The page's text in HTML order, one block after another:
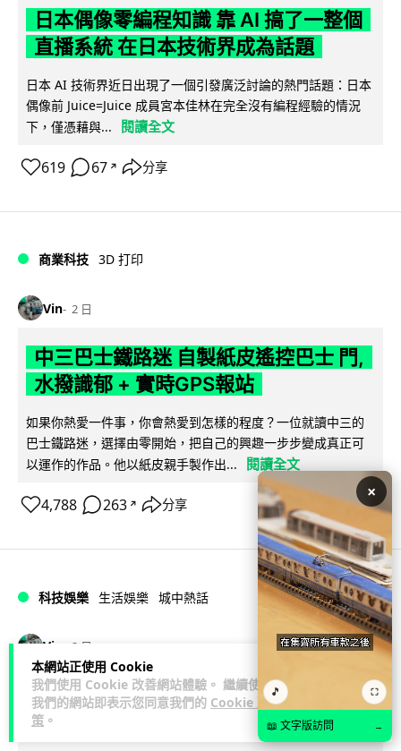
本網站正使用 Cookie
我們使用 Cookie 改善網站體驗。 繼續使用
我們的網站即表示您同意我們的 Cookie 政
策 。
日本偶像零編程知識 靠 AI 搞了一整個
直播系統 在日本技術界成為話題
日本 AI 技術界近日出現了一個引發廣泛討論的熱門話題：日本
偶像前 Juice=Juice 成員宮本佳林在完全沒有編程經驗的情況
下，僅憑藉與...
閱讀全文
619 67 ↗ 分享
商業科技 3D 打印
Vin 2 日
中三巴士鐵路迷 自製紙皮遙控巴士 門,
水撥識郁 + 實時GPS報站
如果你熱愛一件事，你會熱愛到怎樣的程度？一位就讀中三的
巴士鐵路迷，選擇由零開始，把自己的興趣一步步變成真正可
以運作的作品。他以紙皮親手製作出...
閱讀全文
4,788 263 ↗ 分享
科技娛樂 生活娛樂 城中熱話
Vin 2 日
iPhone 加速撤出中國 印度成新機主要
基地 上年組裝增至5500萬部
×
🎵 ⛶
📖 文字版訪問 →